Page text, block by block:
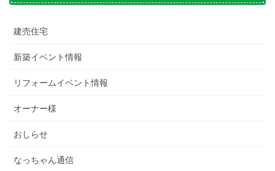
建売住宅
新築イベント情報
リフォームイベント情報
オーナー様
おしらせ
なっちゃん通信